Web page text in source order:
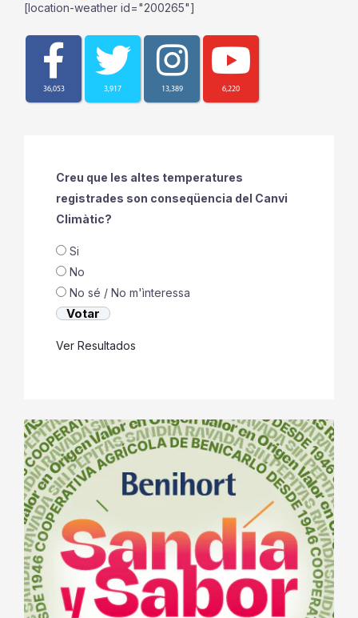
[location-weather id="200265"]
36,053 3,917 13,389 6,220
Creu que les altes temperatures
registrades son conseqüencia del Canvi
Climàtic?
Si
No
No sé / No m'ìnteressa
Ver Resultados